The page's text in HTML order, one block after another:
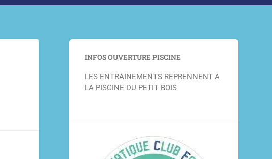
INFOS OUVERTURE PISCINE
LES ENTRAINEMENTS REPRENNENT A
LA PISCINE DU PETIT BOIS